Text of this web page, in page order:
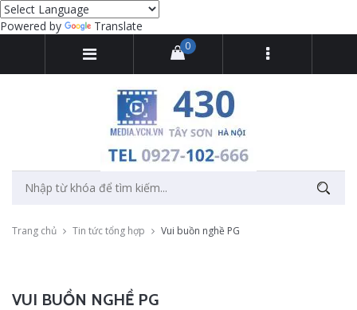
Powered by Translate
0
Trang chủ Tin tức tổng hợp Vui buồn nghề PG
VUI BUỒN NGHỀ PG